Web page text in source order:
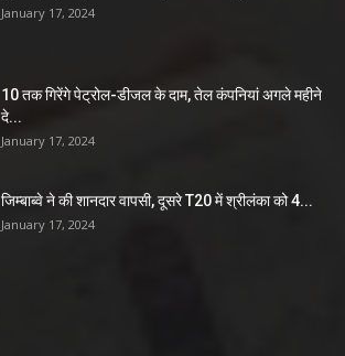
January 17, 2024
10 तक गिरेंगे पेट्रोल-डीजल के दाम, तेल कंपनियां अगले महीने
दे...
January 17, 2024
जिम्बाब्वे ने की शानदार वापसी, दूसरे T20 में श्रीलंका को 4...
January 17, 2024